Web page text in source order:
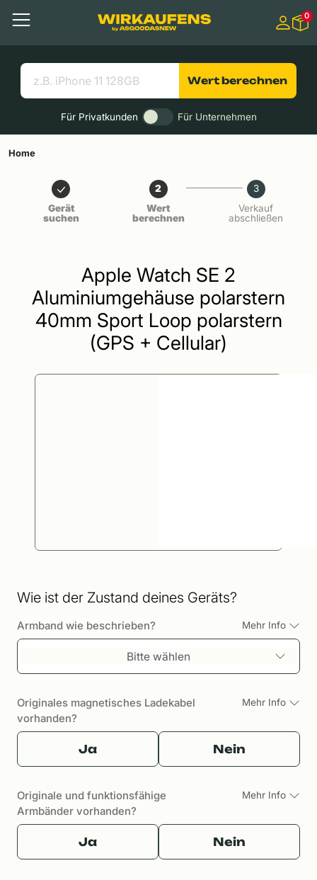
Menü
Suchen
Nützliche Links
0
Wert berechnen
Für Privatkunden Für Unternehmen
Home
Gerät
suchen
2
Wert
berechnen
3
Verkauf
abschließen
Apple Watch SE 2
Aluminiumgehäuse polarstern
40mm Sport Loop polarstern
(GPS + Cellular)
Wie ist der Zustand deines Geräts?
Armband wie beschrieben? Mehr Info
Bitte wählen
Originales magnetisches Ladekabel
vorhanden?
Mehr Info
Ja Nein
Originale und funktionsfähige
Armbänder vorhanden?
Mehr Info
Ja Nein